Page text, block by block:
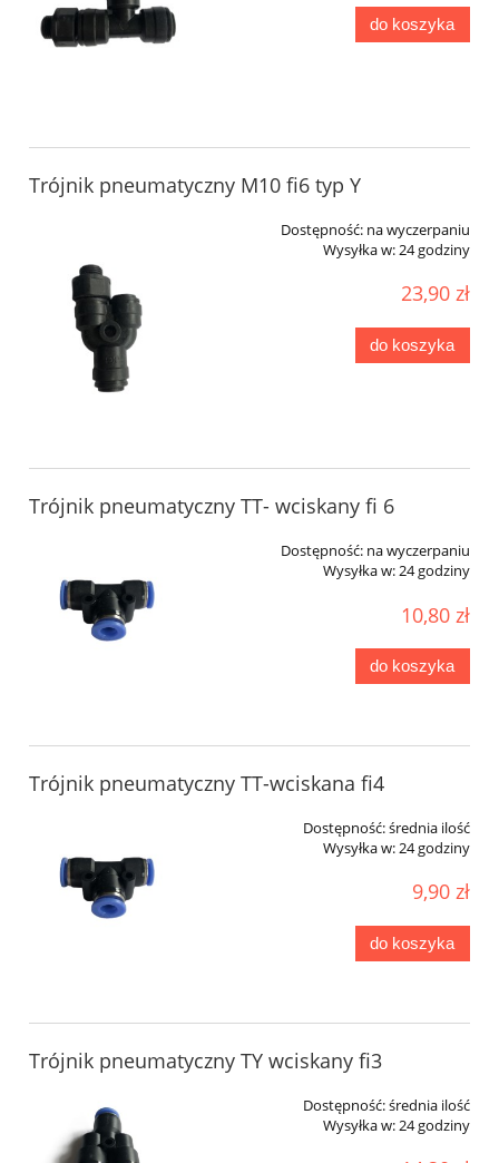
do koszyka
Trójnik pneumatyczny M10 fi6 typ Y
Dostępność: na wyczerpaniu
Wysyłka w:24 godziny
23,90 zł
do koszyka
Trójnik pneumatyczny TT- wciskany fi 6
Dostępność: na wyczerpaniu
Wysyłka w:24 godziny
10,80 zł
do koszyka
Trójnik pneumatyczny TT-wciskana fi4
Dostępność:średnia ilość
Wysyłka w:24 godziny
9,90 zł
do koszyka
Trójnik pneumatyczny TY wciskany fi3
Dostępność:średnia ilość
Wysyłka w:24 godziny